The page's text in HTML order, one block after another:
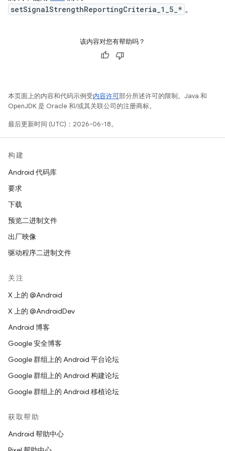
setSignalStrengthReportingCriteria_1_5_* 。
该内容对您有帮助吗？
本页面上的内容和代码示例受内容许可部分所述许可的限制。Java 和
OpenJDK 是 Oracle 和/或其关联公司的注册商标。
最后更新时间 (UTC)：2026-06-18。
构建
Android 代码库
要求
下载
预览二进制文件
出厂映像
驱动程序二进制文件
关注
X 上的 @Android
X 上的 @AndroidDev
Android 博客
Google 安全博客
Google 群组上的 Android 平台论坛
Google 群组上的 Android 构建论坛
Google 群组上的 Android 移植论坛
获取帮助
Android 帮助中心